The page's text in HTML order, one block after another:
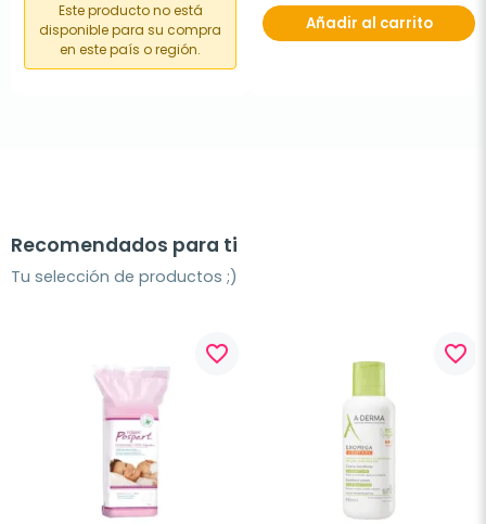
Este producto no está
disponible para su compra
en este país o región.
Añadir al carrito
Recomendados para ti
Tu selección de productos ;)
favorite_border favorite_border